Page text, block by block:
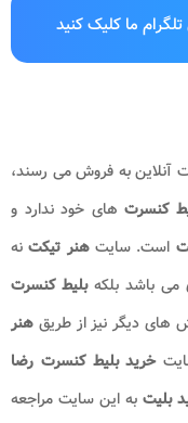
ما کلیک کنید
آنلاین به فروش می رسند،
کنسرت های خود ندارد و
است. سایتهنر تیکتنه
می باشد بلکهبلیط کنسرت
های دیگر نیز از طریق هنر
خرید بلیط کنسرت رضا
بلیتبه این سایت مراجعه